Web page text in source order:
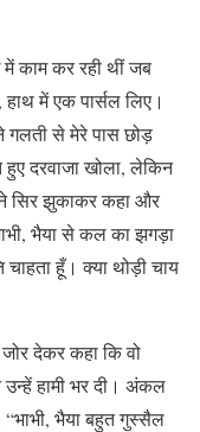
काम कर रही थीं जब
में एक पार्सल लिए।
गलती से मेरे पास छोड़
दरवाजा खोला, लेकिन
सिर झुकाकर कहा और
भैया से कल का झगड़ा
चाहता हूँ। क्या थोड़ी चाय
देकर कहा कि वो
हामी भर दी। अंकल
भैया बहुत गुस्सैल